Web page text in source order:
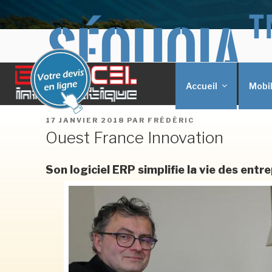
au
BERCEL
SEQUOIA Polymorphic X'périence
Accueil
PUBLIÉ
17 JANVIER 2018 PAR FRÉDÉRIC
Ouest France Innovation
Son logiciel ERP simplifie la vie des